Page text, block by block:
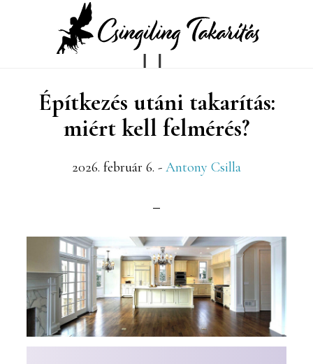
content
oldalsávhoz
Építkezés utáni takarítás:
miért kell felmérés?
2026. február 6. - Antony Csilla